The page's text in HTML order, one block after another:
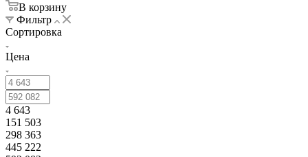
В корзину
Фильтр
Сортировка
Цена
4 643
151 503
298 363
445 222